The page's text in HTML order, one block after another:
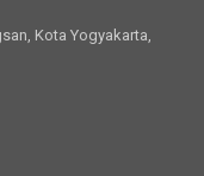
Kota Yogyakarta,